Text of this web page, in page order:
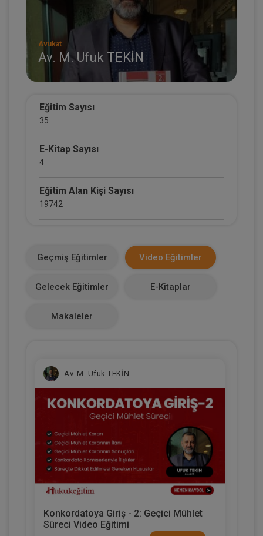
Avukat
Av. M. Ufuk TEKİN
Eğitim Sayısı
35
E-Kitap Sayısı
4
Eğitim Alan Kişi Sayısı
19742
0
Geçmiş Eğitimler Video Eğitimler
Gelecek Eğitimler E-Kitaplar
Makaleler
Av. M. Ufuk TEKİN
Konkordatoya Giriş - 2: Geçici Mühlet
Süreci Video Eğitimi